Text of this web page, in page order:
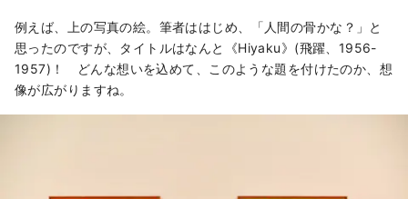
例えば、上の写真の絵。筆者ははじめ、「人間の骨かな？」と
思ったのですが、タイトルはなんと《Hiyaku》(飛躍、1956-
1957)！ どんな想いを込めて、このような題を付けたのか、想
像が広がりますね。